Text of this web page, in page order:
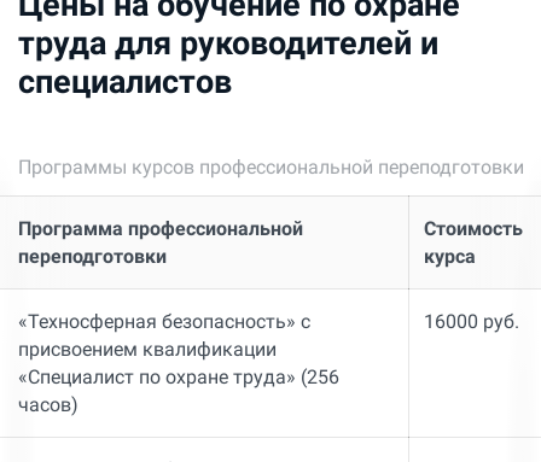
труда для руководителей и
специалистов
Программы курсов профессиональной переподготовки
Программа профессиональной
переподготовки
Стоимость
курса
«Техносферная безопасность» с
присвоением квалификации
«Специалист по охране труда» (256
часов)
16000 руб.